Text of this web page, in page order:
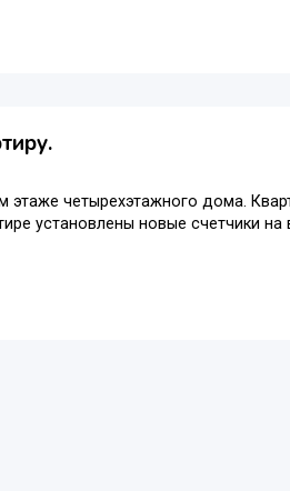
этаже четырехэтажного дома.
установлены новые счетчики